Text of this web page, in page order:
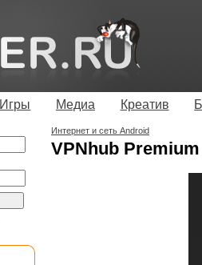
Игры Медиа Креатив
Интернет и сеть Android
VPNhub Premium